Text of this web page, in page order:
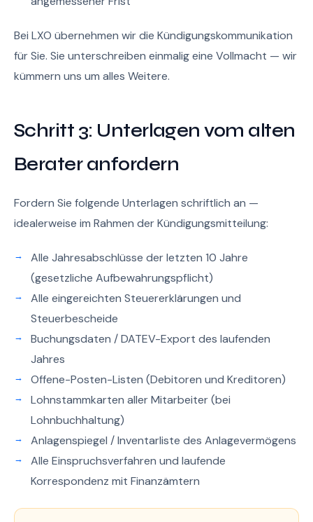
Bei LXO übernehmen wir die Kündigungskommunikation
für Sie. Sie unterschreiben einmalig eine Vollmacht — wir
kümmern uns um alles Weitere.
Schritt 3: Unterlagen vom alten
Berater anfordern
Fordern Sie folgende Unterlagen schriftlich an —
idealerweise im Rahmen der Kündigungsmitteilung:
Alle Jahresabschlüsse der letzten 10 Jahre
(gesetzliche Aufbewahrungspflicht)
Alle eingereichten Steuererklärungen und
Steuerbescheide
Buchungsdaten / DATEV-Export des laufenden
Jahres
Offene-Posten-Listen (Debitoren und Kreditoren)
Lohnstammkarten aller Mitarbeiter (bei
Lohnbuchhaltung)
Anlagenspiegel / Inventarliste des Anlagevermögens
Alle Einspruchsverfahren und laufende
Korrespondenz mit Finanzämtern